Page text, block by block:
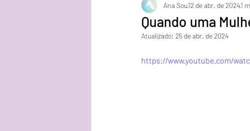
Atualizações Energéticas
Quando uma
Ana Sou12 de abr. de 20241
Atualizado: 25 de abr. de 2024
https://www.youtube.com/